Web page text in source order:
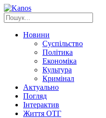
Новини
Суспільство
Політика
Економіка
Культура
Кримінал
Актуально
Погляд
Інтерактив
Життя ОТГ